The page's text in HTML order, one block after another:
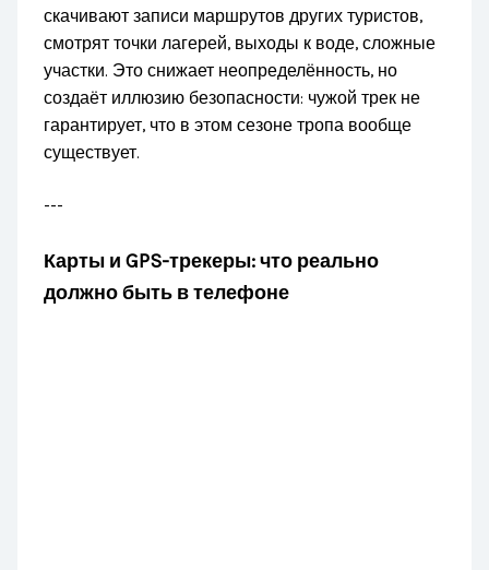
скачивают записи маршрутов других туристов,
смотрят точки лагерей, выходы к воде, сложные
участки. Это снижает неопределённость, но
создаёт иллюзию безопасности: чужой трек не
гарантирует, что в этом сезоне тропа вообще
существует.
---
Карты и GPS-трекеры: что реально
должно быть в телефоне